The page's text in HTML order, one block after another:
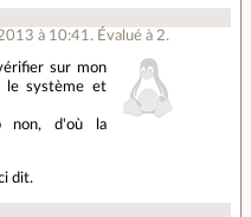
à 10:41 . Évalué à 2.
sur mon
le système et
non, d'où la
dit.